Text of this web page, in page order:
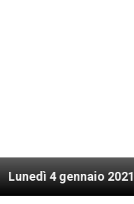
2021: Possesso